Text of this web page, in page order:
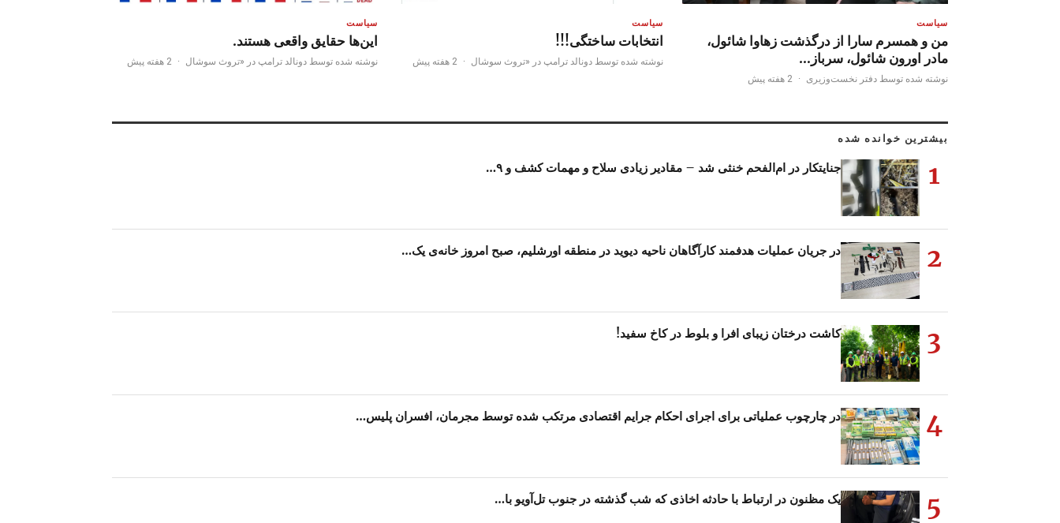
سیاست
من و همسرم سارا از درگذشت زهاوا شائول،
مادر اورون شائول، سرباز…
نوشته شده توسط دفتر نخست‌وزیری · 2 هفته پیش
سیاست
انتخابات ساختگی!!!
نوشته شده توسط دونالد ترامپ در «تروث سوشال · 2 هفته پیش
سیاست
این‌ها حقایق واقعی هستند.
نوشته شده توسط دونالد ترامپ در «تروث سوشال · 2 هفته پیش
بیشترین خوانده شده
1 جنایتکار در ام‌الفحم خنثی شد – مقادیر زیادی سلاح و مهمات کشف و ۹…
2 در جریان عملیات هدفمند کارآگاهان ناحیه دیوید در منطقه اورشلیم، صبح امروز خانه‌ی یک…
3 کاشت درختان زیبای افرا و بلوط در کاخ سفید!
4 در چارچوب عملیاتی برای اجرای احکام جرایم اقتصادی مرتکب شده توسط مجرمان، افسران پلیس…
5 یک مظنون در ارتباط با حادثه اخاذی که شب گذشته در جنوب تل‌آویو با…